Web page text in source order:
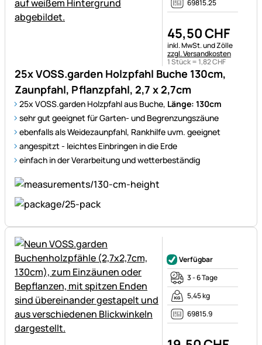
25x VOSS.garden Holzpfahl Buche 130cm,
Zaunpfahl, Pflanzpfahl, 2,7 x 2,7cm
25x VOSS.garden Holzpfahl aus Buche, Länge: 130cm
sehr gut geeignet für Garten- und Begrenzungszäune
ebenfalls als Weidezaunpfahl, Rankhilfe uvm. geeignet
angespitzt - leichtes Einbringen in die Erde
einfach in der Verarbeitung und wetterbeständig
69815.25
45,50CHF
Steuerhinweis:
inkl. MwSt. und Zölle
zzgl. Versandkosten
1 Stück =1,82CHF
Verfügbar
3 - 6 Tage
5,45 kg
69815.9